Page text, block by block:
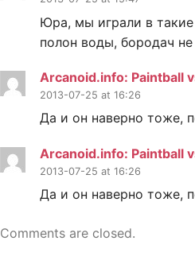
Юра, мы играли в
полон воды, бородач не
Arcanoid.info: Paintball
2013-07-25 at 16:26
Да и он наверно тоже,
Arcanoid.info: Paintball
2013-07-25 at 16:26
Да и он наверно тоже,
Comments are closed.